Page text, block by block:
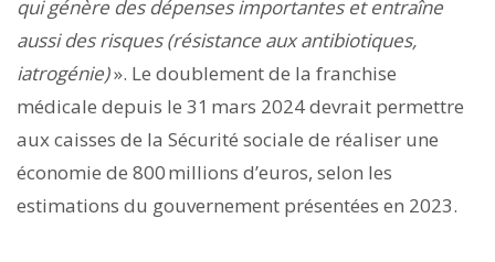
qui génère des dépenses importantes et entraîne
aussi des risques (résistance aux antibiotiques,
iatrogénie)». Le doublement de la franchise
médicale depuis le 31 mars 2024 devrait permettre
aux caisses de la Sécurité sociale de réaliser une
économie de 800 millions d’euros, selon les
estimations du gouvernement présentées en 2023.